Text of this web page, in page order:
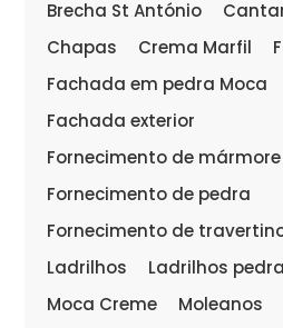
Brecha St António
Chapas
Crema Marfil
Fachada em pedra Moca
Fachada exterior
Fornecimento de mármore
Fornecimento de pedra
Fornecimento de
Ladrilhos
Ladrilhos
Moca Creme
Moleanos